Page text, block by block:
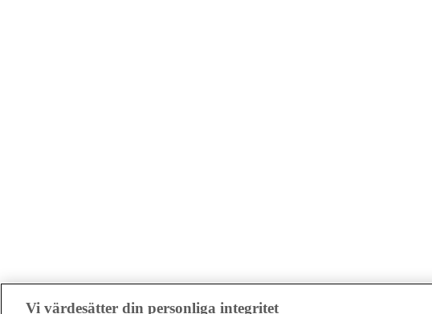
Vi värdesätter din personliga integritet